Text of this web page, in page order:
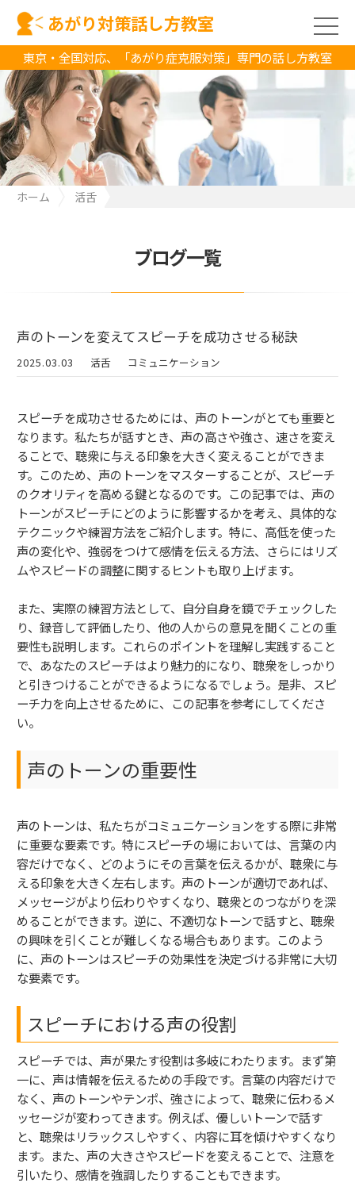
東京・全国対応、「あがり症克服対策」専門の話し方教室
あがり対策話し方教室
ホーム
活舌
ブログ一覧
声のトーンを変えてスピーチを成功させる秘訣
2025.03.03 活舌 コミュニケーション
スピーチを成功させるためには、声のトーンがとても重要と
なります。私たちが話すとき、声の高さや強さ、速さを変え
ることで、聴衆に与える印象を大きく変えることができま
す。このため、声のトーンをマスターすることが、スピーチ
のクオリティを高める鍵となるのです。この記事では、声の
トーンがスピーチにどのように影響するかを考え、具体的な
テクニックや練習方法をご紹介します。特に、高低を使った
声の変化や、強弱をつけて感情を伝える方法、さらにはリズ
ムやスピードの調整に関するヒントも取り上げます。
また、実際の練習方法として、自分自身を鏡でチェックした
り、録音して評価したり、他の人からの意見を聞くことの重
要性も説明します。これらのポイントを理解し実践すること
で、あなたのスピーチはより魅力的になり、聴衆をしっかり
と引きつけることができるようになるでしょう。是非、スピ
ーチ力を向上させるために、この記事を参考にしてくださ
い。
声のトーンの重要性
声のトーンは、私たちがコミュニケーションをする際に非常
に重要な要素です。特にスピーチの場においては、言葉の内
容だけでなく、どのようにその言葉を伝えるかが、聴衆に与
える印象を大きく左右します。声のトーンが適切であれば、
メッセージがより伝わりやすくなり、聴衆とのつながりを深
めることができます。逆に、不適切なトーンで話すと、聴衆
の興味を引くことが難しくなる場合もあります。このよう
に、声のトーンはスピーチの効果性を決定づける非常に大切
な要素です。
スピーチにおける声の役割
スピーチでは、声が果たす役割は多岐にわたります。まず第
一に、声は情報を伝えるための手段です。言葉の内容だけで
なく、声のトーンやテンポ、強さによって、聴衆に伝わるメ
ッセージが変わってきます。例えば、優しいトーンで話す
と、聴衆はリラックスしやすく、内容に耳を傾けやすくなり
ます。また、声の大きさやスピードを変えることで、注意を
引いたり、感情を強調したりすることもできます。